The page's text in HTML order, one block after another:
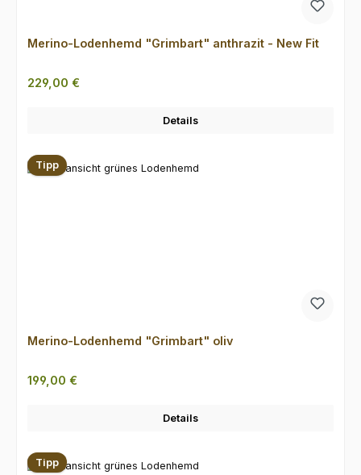
Merino-Lodenhemd "Grimbart" anthrazit - New Fit
Regulärer Preis:
229,00 €
Details
Tipp
Merino-Lodenhemd "Grimbart" oliv
Regulärer Preis:
199,00 €
Details
Tipp